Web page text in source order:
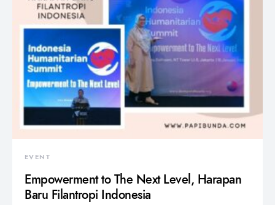
EVENT
Empowerment to The Next Level, Harapan
Baru Filantropi Indonesia